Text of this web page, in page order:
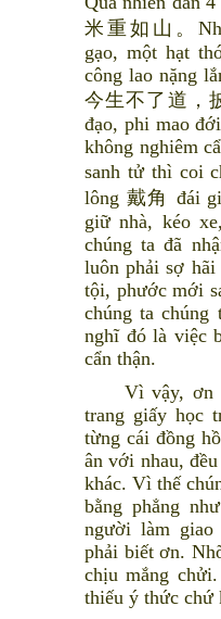
米重如山。
gạo, một hạt
công lao nặng
今生不了道，
đạo, phi mao
không nghiêm
sanh tử thì coi
lông 戴角 đái
giữ nhà, kéo
chúng ta đã
luôn phải sợ
tội, phước mới
chúng ta chúng
nghĩ đó là việc
cẩn thận.
Vì vậy, ơn
trang giấy học
từng cái đồng
ân với nhau,
khác. Vì thế
bằng phẳng
người làm
phải biết ơn.
chịu mắng
thiếu ý thức chứ